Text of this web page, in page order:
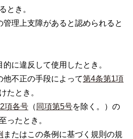
とき。
管理上支障があると認められると
的に違反して使用したとき。
他不正の手段によって第4条第1項
たとき。
項各号 （ 同項第5号を除く。）の
ったとき。
またはこの条例に基づく規則の規